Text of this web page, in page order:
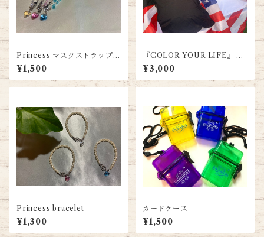
Princess マスクストラップ
（WHITE）
¥1,500
『COLOR YOUR LIFE』 T
シャツ
¥3,000
Princess bracelet
¥1,300
カードケース
¥1,500